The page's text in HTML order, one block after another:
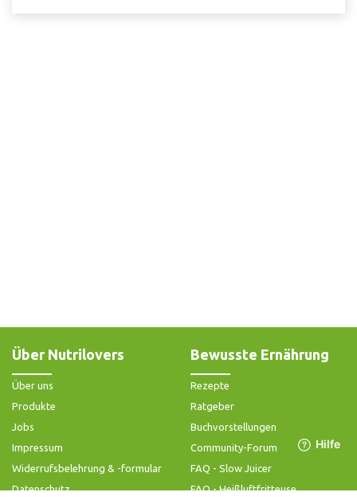
Über Nutrilovers
Über uns
Produkte
Jobs
Impressum
Widerrufsbelehrung & -formular
Datenschutz
Bewusste Ernährung
Rezepte
Ratgeber
Buchvorstellungen
Community-Forum
FAQ - Slow Juicer
FAQ - Heißluftfritteuse